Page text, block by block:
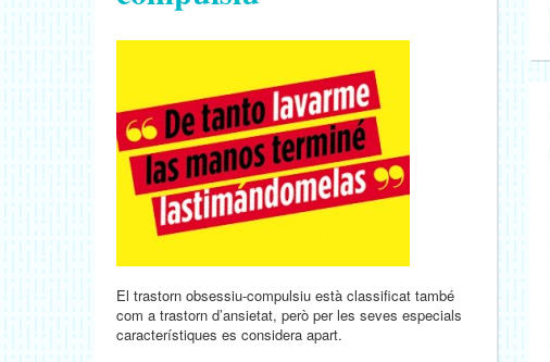
El trastorn obsessiu-compulsiu està classificat també
com a trastorn d’ansietat, però per les seves especials
característiques es considera apart.